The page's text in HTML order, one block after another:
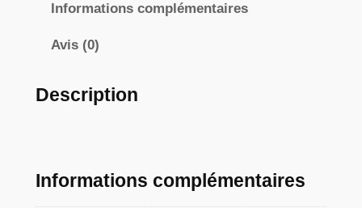
2
Informations complémentaires
Avis (0)
Description
Informations complémentaires